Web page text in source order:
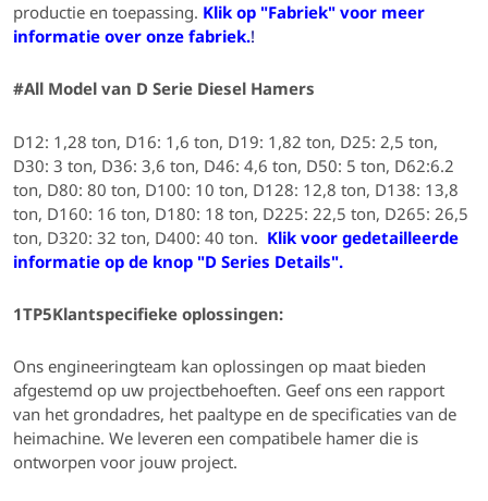
productie en toepassing. Klik op "Fabriek" voor meer
informatie over onze fabriek.!
#All Model van D Serie Diesel Hamers
D12: 1,28 ton, D16: 1,6 ton, D19: 1,82 ton, D25: 2,5 ton,
D30: 3 ton, D36: 3,6 ton, D46: 4,6 ton, D50: 5 ton, D62:6.2
ton, D80: 80 ton, D100: 10 ton, D128: 12,8 ton, D138: 13,8
ton, D160: 16 ton, D180: 18 ton, D225: 22,5 ton, D265: 26,5
ton, D320: 32 ton, D400: 40 ton. Klik voor gedetailleerde
informatie op de knop "D Series Details".
1TP5Klantspecifieke oplossingen:
Ons engineeringteam kan oplossingen op maat bieden
afgestemd op uw projectbehoeften. Geef ons een rapport
van het grondadres, het paaltype en de specificaties van de
heimachine. We leveren een compatibele hamer die is
ontworpen voor jouw project.